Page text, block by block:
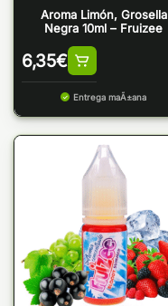
Aroma Limón, Grosella
Negra 10ml – Fruizee
6,35€
Entrega maÃ±ana